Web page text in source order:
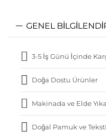
GENEL
3-5 İş Günü İçinde
Doğa Dostu Ürünler
Makinada ve Elde
Doğal Pamuk ve